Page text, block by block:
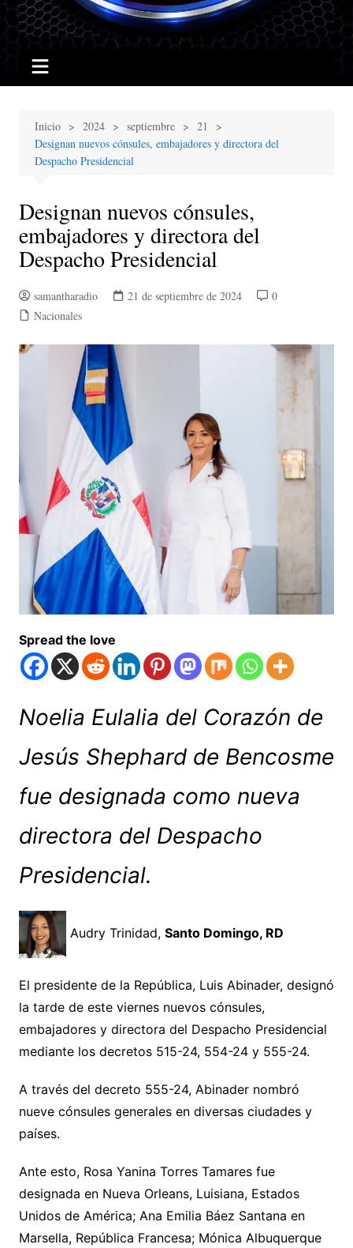
Inicio 2024 septiembre
21
Designan nuevos cónsules, embajadores y directora del
Despacho Presidencial
Designan nuevos cónsules,
embajadores y directora del
Despacho Presidencial
samantharadio 21 de septiembre de 2024
0
Nacionales
Spread the love
Noelia Eulalia del Corazón de
Jesús Shephard de Bencosme
fue designada como nueva
directora del Despacho
Presidencial.
Audry Trinidad, Santo Domingo, RD
El presidente de la República, Luis Abinader, designó
la tarde de este viernes nuevos cónsules,
embajadores y directora del Despacho Presidencial
mediante los decretos 515-24, 554-24 y 555-24.
A través del decreto 555-24, Abinader nombró
nueve cónsules generales en diversas ciudades y
países.
Ante esto, Rosa Yanina Torres Tamares fue
designada en Nueva Orleans, Luisiana, Estados
Unidos de América; Ana Emilia Báez Santana en
Marsella, República Francesa; Mónica Albuquerque